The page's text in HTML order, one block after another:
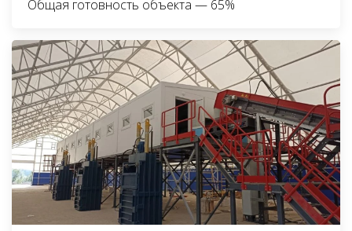
Общая готовность объекта — 65%